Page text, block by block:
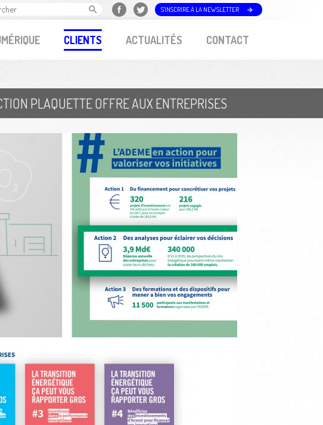
CLIENTS ACTUALITÉS CONTACT
S'INSCRIRE À LA NEWSLETTER
PLAQUETTE OFFRE AUX ENTREPRISES